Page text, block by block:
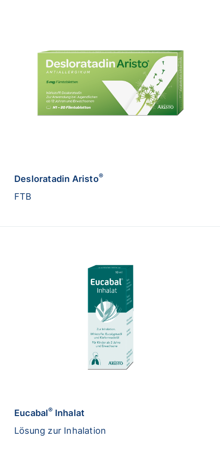
Desloratadin Aristo®
FTB
Eucabal® Inhalat
Lösung zur Inhalation